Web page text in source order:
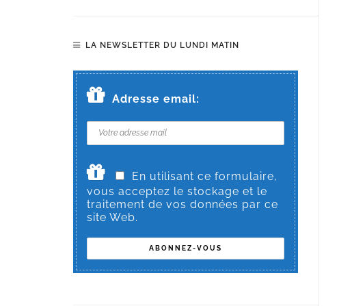
LA NEWSLETTER DU LUNDI MATIN
Adresse email:
En utilisant ce formulaire,
vous acceptez le stockage et le
traitement de vos données par ce
site Web.